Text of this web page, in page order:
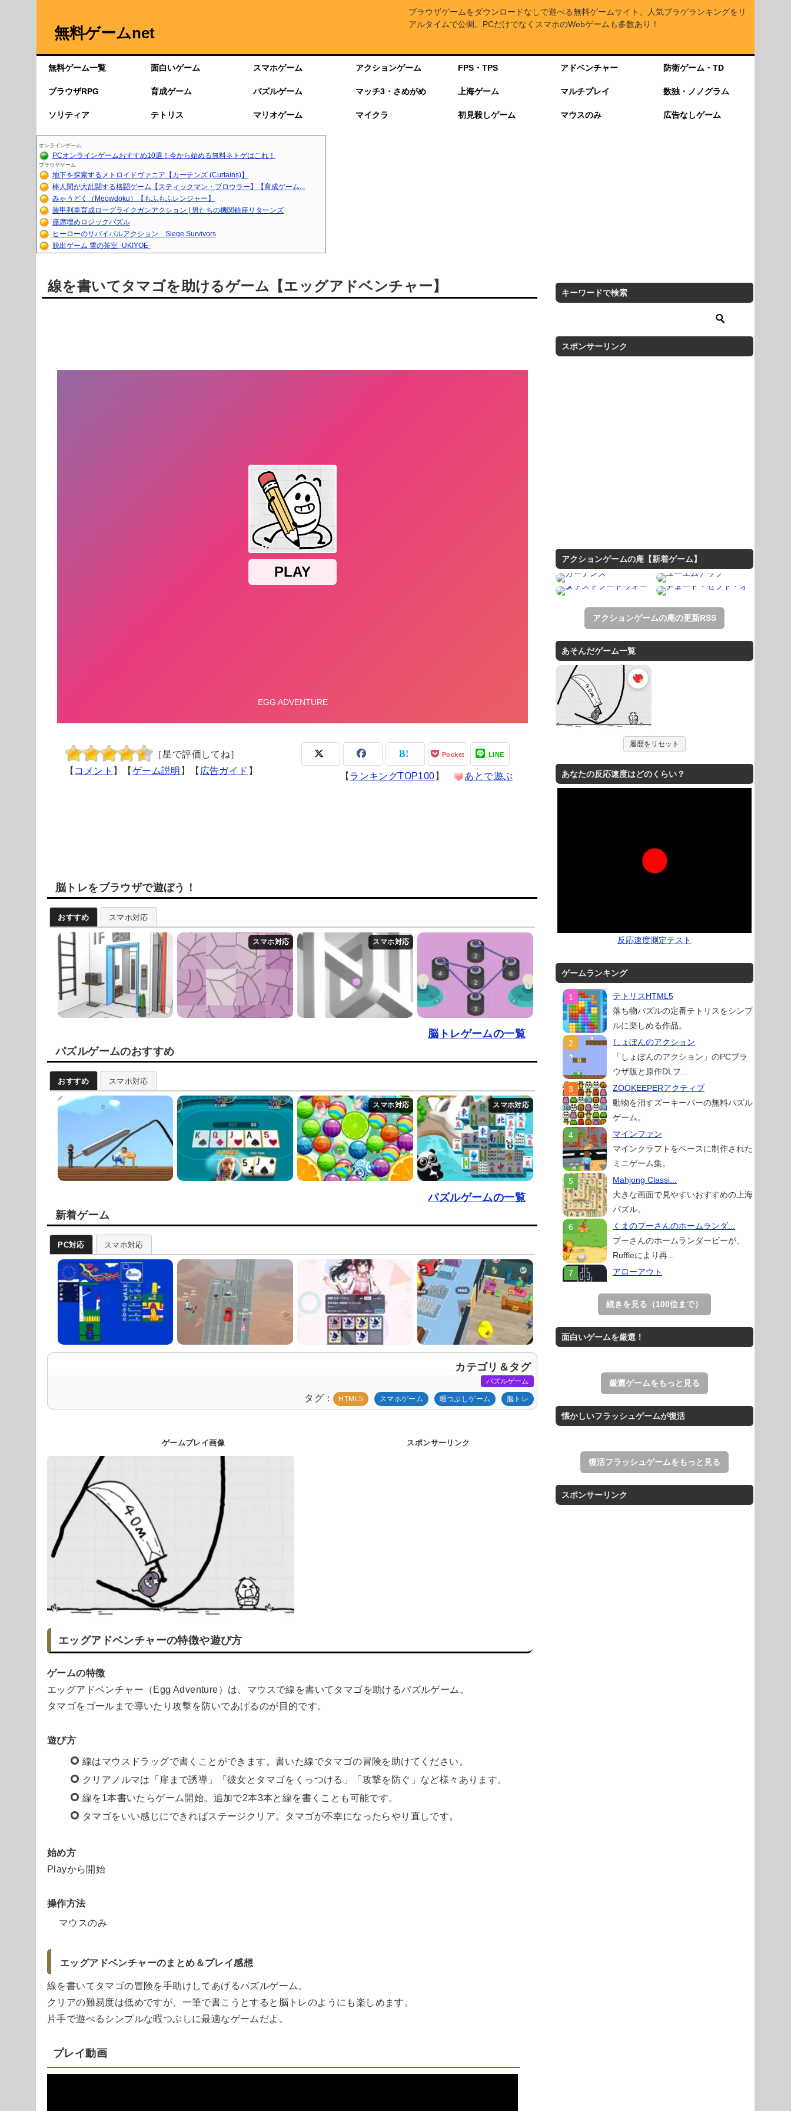
無料ゲームnet
ブラウザゲームをダウンロードなしで遊べる無料ゲームサイト。人気ブラゲランキングをリ
アルタイムで公開。PCだけでなくスマホのWebゲームも多数あり！
無料ゲーム一覧 面白いゲーム スマホゲーム アクションゲーム FPS・TPS アドベンチャー 防衛ゲーム・TD
ブラウザRPG 育成ゲーム パズルゲーム マッチ3・さめがめ 上海ゲーム マルチプレイ 数独・ノノグラム
ソリティア テトリス マリオゲーム マイクラ 初見殺しゲーム マウスのみ 広告なしゲーム
オンラインゲーム
PCオンラインゲームおすすめ10選！今から始める無料ネトゲはこれ！
ブラウザゲーム
地下を探索するメトロイドヴァニア【カーテンズ (Curtains)】
棒人間が大乱闘する格闘ゲーム【スティックマン・ブロウラー】【育成ゲーム...
みゃうどく（Meowdoku）【もふもふレンジャー】
装甲列車育成ローグライクガンアクション | 男たちの機関銃座リターンズ
座席埋めロジックパズル
ヒーローのサバイバルアクション Siege Survivors
脱出ゲーム 雪の茶室 -UKIYOE-
線を書いてタマゴを助けるゲーム【エッグアドベンチャー】
［星で評価してね］
【 コメント 】【 ゲーム説明 】【 広告ガイド 】
Pocket LINE
【 ランキングTOP100 】 あとで遊ぶ
脳トレをブラウザで遊ぼう！
おすすめ スマホ対応
脳トレゲームの一覧
パズルゲームのおすすめ
おすすめ スマホ対応
パズルゲームの一覧
新着ゲーム
PC対応 スマホ対応
カテゴリ＆タグ
パズルゲーム
タグ HTML5 スマホゲーム 暇つぶしゲーム 脳トレ
ゲームプレイ画像 スポンサーリンク
エッグアドベンチャーの特徴や遊び方
ゲームの特徴
エッグアドベンチャー（Egg Adventure）は、マウスで線を書いてタマゴを助けるパズルゲーム。
タマゴをゴールまで導いたり攻撃を防いであげるのが目的です。
遊び方
線はマウスドラッグで書くことができます。書いた線でタマゴの冒険を助けてください。
クリアノルマは「扉まで誘導」「彼女とタマゴをくっつける」「攻撃を防ぐ」など様々あります。
線を1本書いたらゲーム開始。追加で2本3本と線を書くことも可能です。
タマゴをいい感じにできればステージクリア。タマゴが不幸になったらやり直しです。
始め方
Playから開始
操作方法
マウスのみ
エッグアドベンチャーのまとめ＆プレイ感想
線を書いてタマゴの冒険を手助けしてあげるパズルゲーム。
クリアの難易度は低めですが、一筆で書こうとすると脳トレのようにも楽しめます。
片手で遊べるシンプルな暇つぶしに最適なゲームだよ。
プレイ動画
キーワードで検索
スポンサーリンク
アクションゲームの庵【新着ゲーム】
アクションゲームの庵の更新RSS
あそんだゲーム一覧
履歴をリセット
あなたの反応速度はどのくらい？
反応速度測定テスト
ゲームランキング
テトリスHTML5
落ち物パズルの定番テトリスをシンプ
ルに楽しめる作品。
しょぼんのアクション
「しょぼんのアクション」のPCブラ
ウザ版と原作DLフ...
ZOOKEEPERアクティブ
動物を消すズーキーパーの無料パズル
ゲーム。
マインファン
マインクラフトをベースに制作された
ミニゲーム集。
Mahjong Classi...
大きな画面で見やすいおすすめの上海
パズル。
くまのプーさんのホームランダ...
プーさんのホームランダービーが、
Ruffleにより再...
アローアウト
ーム。
スイカゲーム 無料Web版
スイカゲームをスクラッチで再現した
無料Web版。
ホールを巨大に育成する落とし穴ゲー
ム。
制限時間内のクリアとハイスコアを目
続きを見る（100位まで）
面白いゲームを厳選！
厳選ゲームをもっと見る
懐かしいフラッシュゲームが復活
復活フラッシュゲームをもっと見る
スポンサーリンク